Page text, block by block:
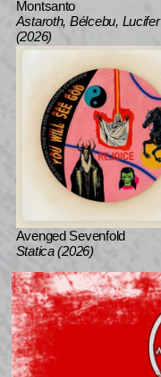
Montsanto
Astaroth, Bélcebu, Lucifer
(2026)
Avenged Sevenfold
Statica (2026)